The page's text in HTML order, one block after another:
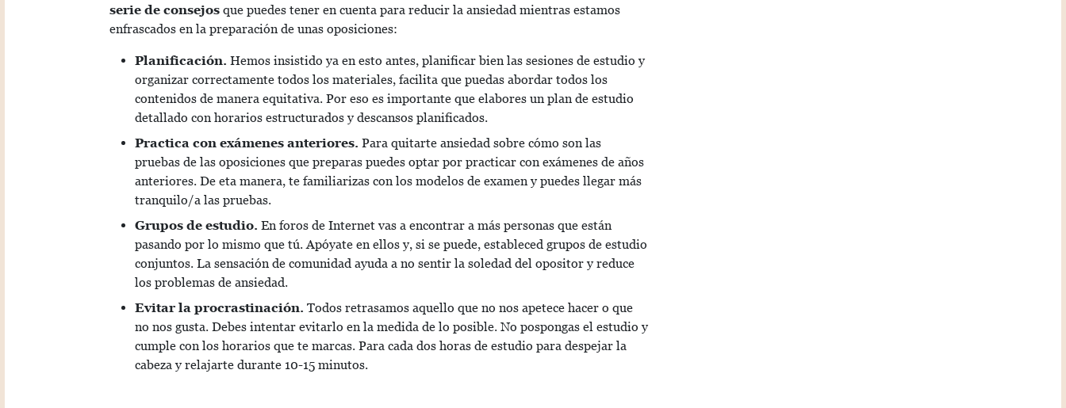
serie de consejos que puedes tener en cuenta para reducir la ansiedad mientras estamos
enfrascados en la preparación de unas oposiciones:
Planificación. Hemos insistido ya en esto antes, planificar bien las sesiones de estudio y
organizar correctamente todos los materiales, facilita que puedas abordar todos los
contenidos de manera equitativa. Por eso es importante que elabores un plan de estudio
detallado con horarios estructurados y descansos planificados.
Practica con exámenes anteriores. Para quitarte ansiedad sobre cómo son las
pruebas de las oposiciones que preparas puedes optar por practicar con exámenes de años
anteriores. De eta manera, te familiarizas con los modelos de examen y puedes llegar más
tranquilo/a las pruebas.
Grupos de estudio. En foros de Internet vas a encontrar a más personas que están
pasando por lo mismo que tú. Apóyate en ellos y, si se puede, estableced grupos de estudio
conjuntos. La sensación de comunidad ayuda a no sentir la soledad del opositor y reduce
los problemas de ansiedad.
Evitar la procrastinación. Todos retrasamos aquello que no nos apetece hacer o que
no nos gusta. Debes intentar evitarlo en la medida de lo posible. No pospongas el estudio y
cumple con los horarios que te marcas. Para cada dos horas de estudio para despejar la
cabeza y relajarte durante 10-15 minutos.